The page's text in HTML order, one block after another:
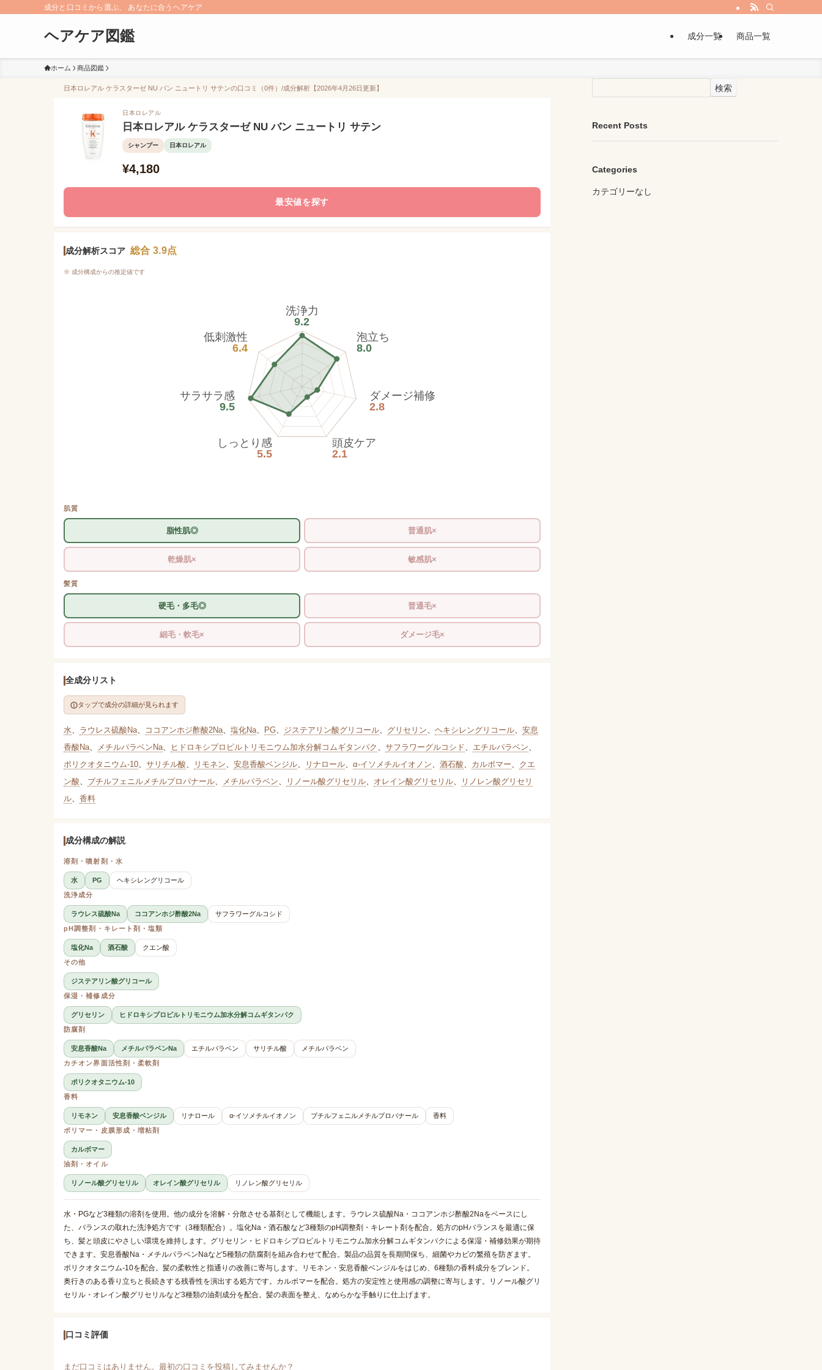
成分と口コミから選ぶ、 あなたに合うヘアケア
ヘアケア図鑑 成分一覧 商品一覧
ホーム 商品図鑑
日本ロレアル ケラスターゼ NU バン ニュートリ サテンの口コミ（0件）/成分解析【2026年4月26日更新】
日本ロレアル
日本ロレアル ケラスターゼ NU バン ニュートリ サテン
シャンプー 日本ロレアル
¥4,180
最安値を探す
成分解析スコア 総合 3.9点
※ 成分構成からの推定値です
洗浄力
9.2
泡立ち
8.0
ダメージ補修
2.8
頭皮ケア
2.1
しっとり感
5.5
サラサラ感
9.5
低刺激性
6.4
肌質
脂性肌◎ 普通肌×
乾燥肌× 敏感肌×
髪質
硬毛・多毛◎ 普通毛×
細毛・軟毛× ダメージ毛×
全成分リスト
タップで成分の詳細が見られます
水、 ラウレス硫酸Na、 ココアンホジ酢酸2Na、 塩化Na、 PG、 ジステアリン酸グリコール、 グリセリン、 ヘキシレングリコール、 安息
香酸Na、 メチルパラベンNa、 ヒドロキシプロピルトリモニウム加水分解コムギタンパク 、 サフラワーグルコシド、 エチルパラベン、
ポリクオタニウム-10、 サリチル酸、 リモネン、 安息香酸ベンジル、 リナロール、 α-イソメチルイオノン、 酒石酸、 カルボマー、 クエ
ン酸、 ブチルフェニルメチルプロパナール、 メチルパラベン、 リノール酸グリセリル、 オレイン酸グリセリル、
リノレン酸グリセリ
ル、 香料
成分構成の解説
溶剤・噴射剤・水
水 PG
ヘキシレングリコール
洗浄成分
ラウレス硫酸Na ココアンホジ酢酸2Na
サフラワーグルコシド
pH調整剤・キレート剤・塩類
塩化Na 酒石酸
クエン酸
その他
ジステアリン酸グリコール
保湿・補修成分
グリセリン
ヒドロキシプロピルトリモニウム加水分解コムギタンパク
防腐剤
安息香酸Na メチルパラベンNa エチルパラベン サリチル酸
メチルパラベン
カチオン界面活性剤・柔軟剤
ポリクオタニウム-10
香料
リモネン 安息香酸ベンジル リナロール α-イソメチルイオノン ブチルフェニルメチルプロパナール
香料
ポリマー・皮膜形成・増粘剤
カルボマー
油剤・オイル
リノール酸グリセリル オレイン酸グリセリル リノレン酸グリセリル
水・PGなど3種類の溶剤を使用。他の成分を溶解・分散させる基剤として機能します。ラウレス硫酸Na・ココアンホジ酢酸2Naをベースにし
た、バランスの取れた洗浄処方です（3種類配合）。塩化Na・酒石酸など3種類のpH調整剤・キレート剤を配合。処方のpHバランスを最適に保
ち、髪と頭皮にやさしい環境を維持します。グリセリン・ヒドロキシプロピルトリモニウム加水分解コムギタンパクによる保湿・補修効果が期待
できます。安息香酸Na・メチルパラベンNaなど5種類の防腐剤を組み合わせて配合。製品の品質を長期間保ち、細菌やカビの繁殖を防ぎます。
ポリクオタニウム-10を配合。髪の柔軟性と指通りの改善に寄与します。リモネン・安息香酸ベンジルをはじめ、6種類の香料成分をブレンド。
奥行きのある香り立ちと長続きする残香性を演出する処方です。カルボマーを配合。処方の安定性と使用感の調整に寄与します。リノール酸グリ
セリル・オレイン酸グリセリルなど3種類の油剤成分を配合。髪の表面を整え、なめらかな手触りに仕上げます。
口コミ評価
まだ口コミはありません。最初の口コミを投稿してみませんか？
検索
Recent Posts
Categories
カテゴリーなし